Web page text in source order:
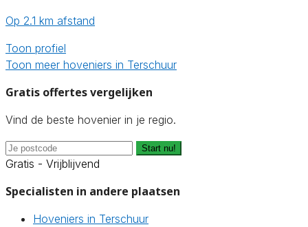
Op 2.1 km afstand
Toon profiel
Toon meer hoveniers in Terschuur
Gratis offertes vergelijken
Vind de beste hovenier in je regio.
Start nu!
Gratis - Vrijblijvend
Specialisten in andere plaatsen
Hoveniers in Terschuur